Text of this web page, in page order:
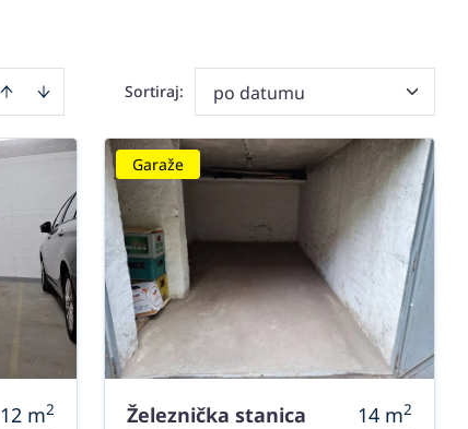
Sortiraj: po datumu
12 m2
Garaže
Železnička stanica 14 m2